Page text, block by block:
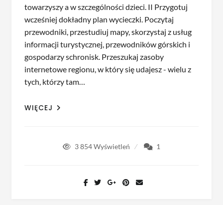
towarzyszy a w szczególności dzieci. II Przygotuj
wcześniej dokładny plan wycieczki. Poczytaj
przewodniki, przestudiuj mapy, skorzystaj z usług
informacji turystycznej, przewodników górskich i
gospodarzy schronisk. Przeszukaj zasoby
internetowe regionu, w który się udajesz - wielu z
tych, którzy tam…
WIĘCEJ
3 854Wyświetleń 1